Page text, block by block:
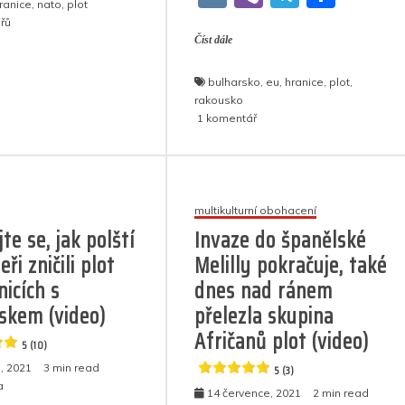
nato plot
u
vpuštěni
přes
hranice
4.7
c
e
b
o
k
itt at
A n
gr e
Číst dále
bulharsko, eu, hranice, plot,
rakousko
1 komentářu
s
komise
vydat
z
rozpočtu
EU
peníze
na
hraniční
ploty
se, jak polští
zničili plot
s
(video)
5 (10)
2021
3 min read
multikulturní obohacení
Invaze do španělské
Melilly pokračuje, také
dnes nad ránem
přelezla skupina
Afričanů plot (video)
5 (3)
14 července, 2021
2 min read